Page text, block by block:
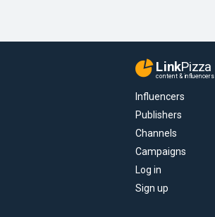
LinkPizza
content & influencers
Influencers
Publishers
Channels
Campaigns
Log in
Sign up